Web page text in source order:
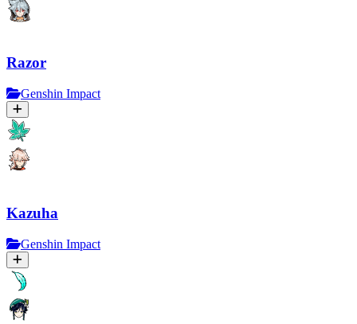
Razor
Genshin Impact
Kazuha
Genshin Impact